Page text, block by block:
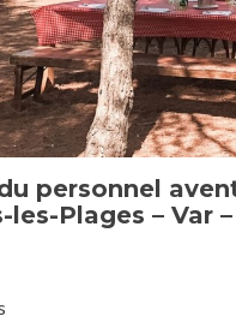
personnel
les-Plages – Var